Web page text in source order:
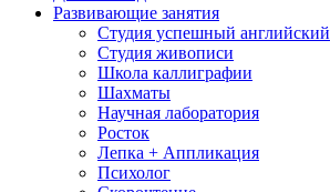
Развивающие занятия
Студия успешный английский
Студия живописи
Школа каллиграфии
Шахматы
Научная лаборатория
Росток
Лепка + Аппликация
Психолог